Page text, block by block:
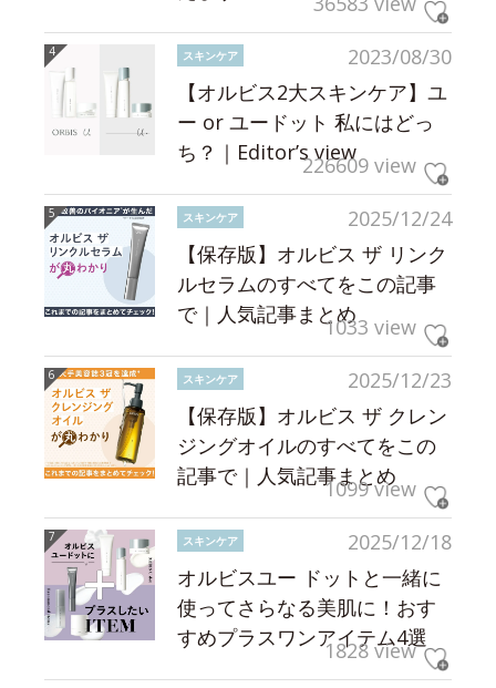
2023/08/30
スキンケア
【オルビス2大スキンケア】ユ
ー or ユードット 私にはどっ
ち？｜Editor’s view226609 view
2025/12/24
スキンケア
【保存版】オルビス ザ リンク
ルセラムのすべてをこの記事
で｜人気記事まとめ1033 view
2025/12/23
スキンケア
【保存版】オルビス ザ クレン
ジングオイルのすべてをこの
記事で｜人気記事まとめ
1099 view
2025/12/18
スキンケア
オルビスユー ドットと一緒に
使ってさらなる美肌に！おす
すめプラスワンアイテム4選
1828 view